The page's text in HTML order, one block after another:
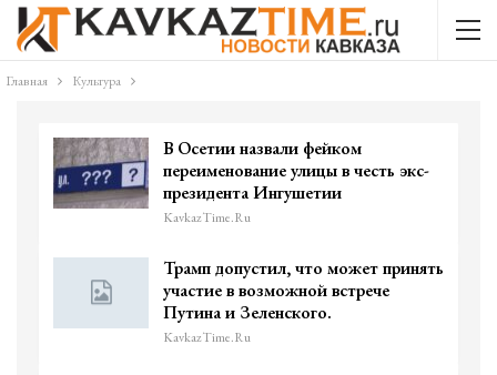
Главная Культура
В Осетии назвали фейком
переименование улицы в честь экс-
президента Ингушетии
KavkazTime.ru
Трамп допустил, что может принять
участие в возможной встрече
Путина и Зеленского.
KavkazTime.ru